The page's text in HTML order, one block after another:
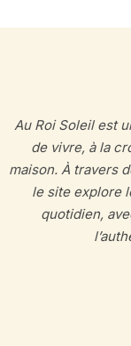
Au Roi Soleil est
de vivre, à la
maison. À travers
le site explore
quotidien,